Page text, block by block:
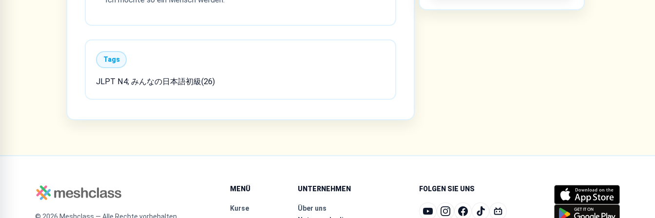
Tags
JLPT N4; みんなの日本語初級(26)
MENÜ
Kurse
UNTERNEHMEN
Über uns
FOLGEN SIE UNS